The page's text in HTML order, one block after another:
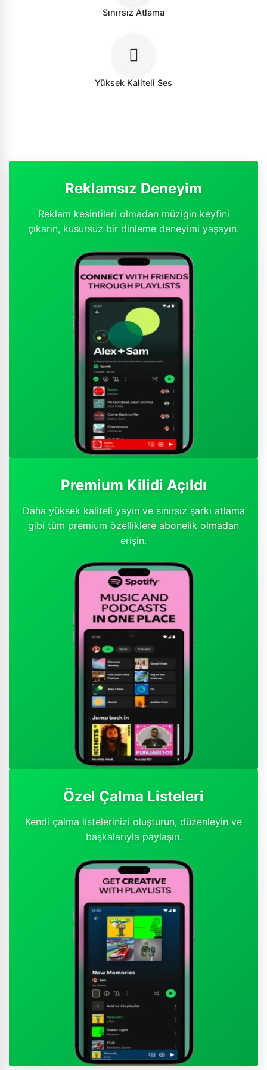
Sınırsız Atlama
Yüksek Kaliteli Ses
Reklamsız Deneyim
Reklam kesintileri olmadan müziğin keyfini
çıkarın, kusursuz bir dinleme deneyimi yaşayın.
Premium Kilidi Açıldı
Daha yüksek kaliteli yayın ve sınırsız şarkı atlama
gibi tüm premium özelliklere abonelik olmadan
erişin.
Özel Çalma Listeleri
Kendi çalma listelerinizi oluşturun, düzenleyin ve
başkalarıyla paylaşın.